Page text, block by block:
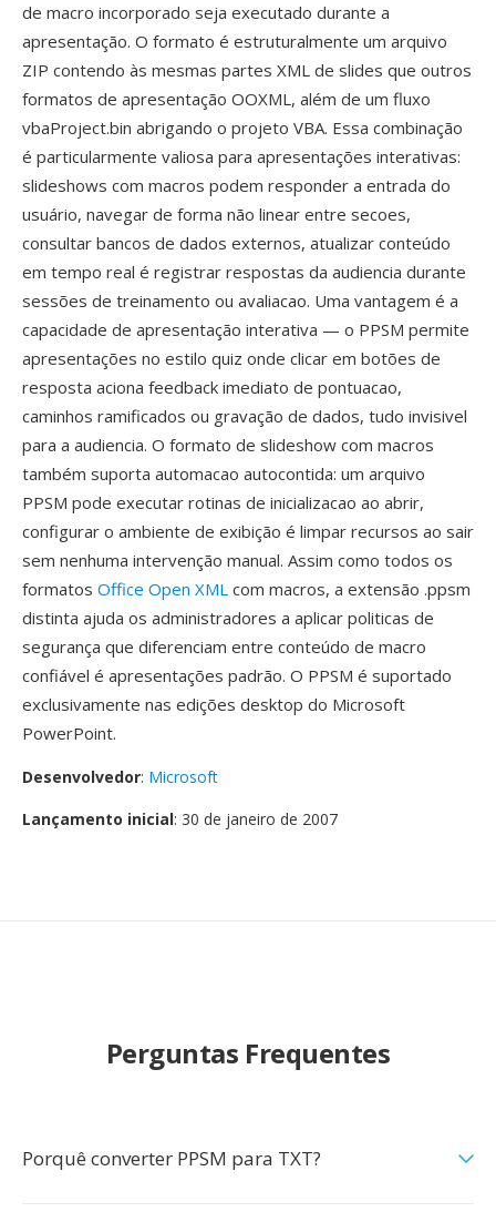
de macro incorporado seja executado durante a
apresentação. O formato é estruturalmente um arquivo
ZIP contendo às mesmas partes XML de slides que outros
formatos de apresentação OOXML, além de um fluxo
vbaProject.bin abrigando o projeto VBA. Essa combinação
é particularmente valiosa para apresentações interativas:
slideshows com macros podem responder a entrada do
usuário, navegar de forma não linear entre secoes,
consultar bancos de dados externos, atualizar conteúdo
em tempo real é registrar respostas da audiencia durante
sessões de treinamento ou avaliacao. Uma vantagem é a
capacidade de apresentação interativa — o PPSM permite
apresentações no estilo quiz onde clicar em botões de
resposta aciona feedback imediato de pontuacao,
caminhos ramificados ou gravação de dados, tudo invisivel
para a audiencia. O formato de slideshow com macros
também suporta automacao autocontida: um arquivo
PPSM pode executar rotinas de inicializacao ao abrir,
configurar o ambiente de exibição é limpar recursos ao sair
sem nenhuma intervenção manual. Assim como todos os
formatos Office Open XML com macros, a extensão .ppsm
distinta ajuda os administradores a aplicar politicas de
segurança que diferenciam entre conteúdo de macro
confiável é apresentações padrão. O PPSM é suportado
exclusivamente nas edições desktop do Microsoft
PowerPoint.
Desenvolvedor: Microsoft
Lançamento inicial: 30 de janeiro de 2007
Perguntas Frequentes
Porquê converter PPSM para TXT?